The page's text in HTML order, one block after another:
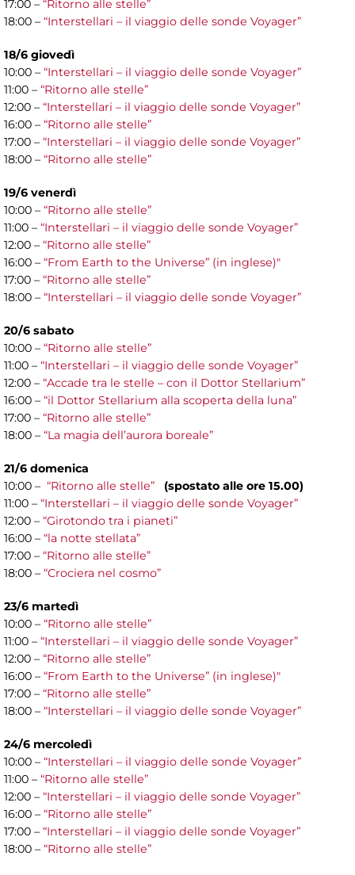
17:00 – “Ritorno alle stelle”
18:00 – “Interstellari – il viaggio delle sonde Voyager”
18/6 giovedì
10:00 – “Interstellari – il viaggio delle sonde Voyager”
11:00 – “Ritorno alle stelle”
12:00 – “Interstellari – il viaggio delle sonde Voyager”
16:00 – “Ritorno alle stelle”
17:00 – “Interstellari – il viaggio delle sonde Voyager”
18:00 – “Ritorno alle stelle”
19/6 venerdì
10:00 – “Ritorno alle stelle”
11:00 – “Interstellari – il viaggio delle sonde Voyager”
12:00 – “Ritorno alle stelle”
16:00 – “From Earth to the Universe” (in inglese)"
17:00 – “Ritorno alle stelle”
18:00 – “Interstellari – il viaggio delle sonde Voyager”
20/6 sabato
10:00 – “Ritorno alle stelle”
11:00 – “Interstellari – il viaggio delle sonde Voyager”
12:00 – “Accade tra le stelle – con il Dottor Stellarium”
16:00 – “il Dottor Stellarium alla scoperta della luna”
17:00 – “Ritorno alle stelle”
18:00 – “La magia dell’aurora boreale”
21/6 domenica
10:00 – “Ritorno alle stelle”
(spostato alle ore 15.00)
11:00 – “Interstellari – il viaggio delle sonde Voyager”
12:00 – “Girotondo tra i pianeti”
16:00 – “la notte stellata”
17:00 – “Ritorno alle stelle”
18:00 – “Crociera nel cosmo”
23/6 martedì
10:00 – “Ritorno alle stelle”
11:00 – “Interstellari – il viaggio delle sonde Voyager”
12:00 – “Ritorno alle stelle”
16:00 – “From Earth to the Universe” (in inglese)"
17:00 – “Ritorno alle stelle”
18:00 – “Interstellari – il viaggio delle sonde Voyager”
24/6 mercoledì
10:00 – “Interstellari – il viaggio delle sonde Voyager”
11:00 – “Ritorno alle stelle”
12:00 – “Interstellari – il viaggio delle sonde Voyager”
16:00 – “Ritorno alle stelle”
17:00 – “Interstellari – il viaggio delle sonde Voyager”
18:00 – “Ritorno alle stelle”